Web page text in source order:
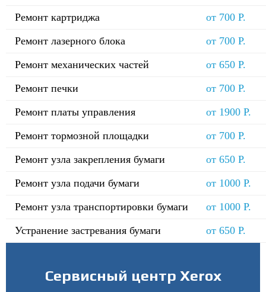
Ремонт картриджа
от 700 Р.
Ремонт лазерного блока
от 700 Р.
Ремонт механических частей
от 650 Р.
Ремонт печки
от 700 Р.
Ремонт платы управления
от 1900 Р.
Ремонт тормозной площадки
от 700 Р.
Ремонт узла закрепления бумаги
от 650 Р.
Ремонт узла подачи бумаги
от 1000 Р.
Ремонт узла транспортировки бумаги
от 1000 Р.
Устранение застревания бумаги
от 650 Р.
Сервисный центр Xerox